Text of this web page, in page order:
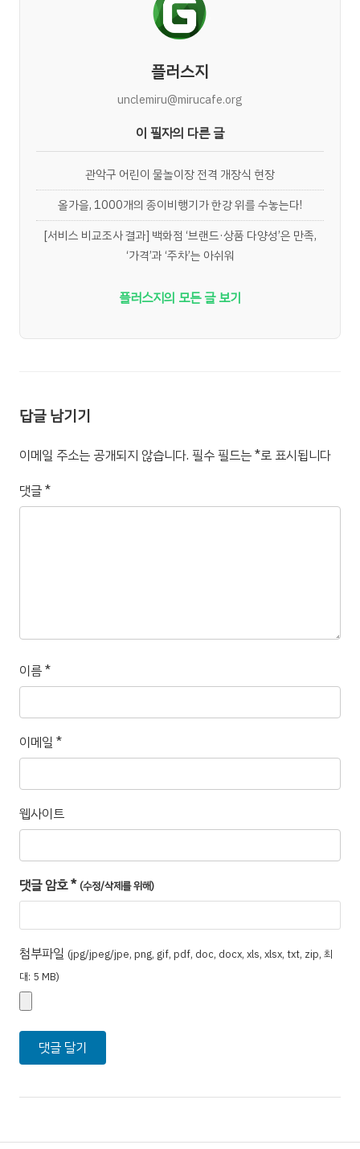
플러스지
unclemiru@mirucafe.org
이 필자의 다른 글
관악구 어린이 물놀이장 전격 개장식 현장
올가을, 1000개의 종이비행기가 한강 위를 수놓는다!
[서비스 비교조사 결과] 백화점 ‘브랜드·상품 다양성’은 만족,
‘가격’과 ‘주차’는 아쉬워
플러스지의 모든 글 보기
답글 남기기
이메일 주소는 공개되지 않습니다. 필수 필드는*로 표시됩니다
댓글*
이름*
이메일 *
웹사이트
댓글 암호* (수정/삭제를 위해)
첨부파일 (jpg/jpeg/jpe, png, gif, pdf, doc, docx, xls, xlsx, txt, zip, 최
대: 5 MB)